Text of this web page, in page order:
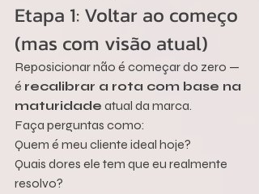
Etapa 1: Voltar ao começo
(mas com visão atual)
Reposicionar não é começar do zero —
é recalibrar a rota com base na
maturidade atual da marca.
Faça perguntas como:
Quem é meu cliente ideal hoje?
Quais dores ele tem que eu realmente
resolvo?